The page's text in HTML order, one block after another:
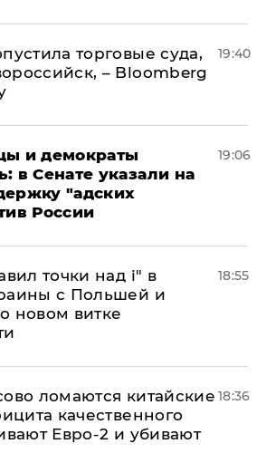
торговые суда,
– Bloomberg
19:40
и демократы
в Сенате указали на
"адских
России
19:06
точки над і" в
с Польшей и
новом витке
18:55
ломаются китайские
качественного
Евро-2 и убивают
18:36